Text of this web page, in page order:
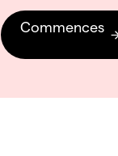
Commences